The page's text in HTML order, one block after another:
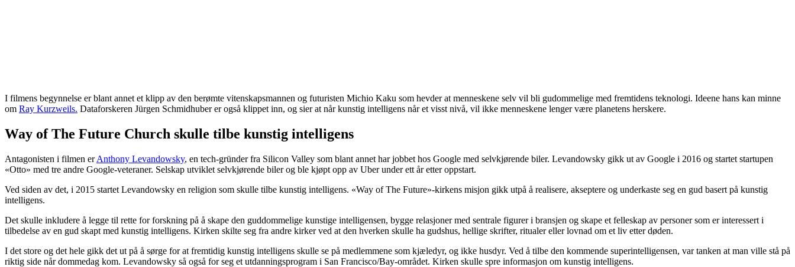
I filmens begynnelse er blant annet et klipp av den berømte vitenskapsmannen og futuristen Michio Kaku som hevder at menneskene selv vil bli gudommelige med fremtidens teknologi. Ideene hans kan minne
om Ray Kurzweils. Dataforskeren Jürgen Schmidhuber er også klippet inn, og sier at når kunstig intelligens når et visst nivå, vil ikke menneskene lenger være planetens herskere.
Way of The Future Church skulle tilbe kunstig intelligens
Antagonisten i filmen erAnthony Levandowsky, en tech-gründer fra Silicon Valley som blant annet har jobbet hos Google med selvkjørende biler. Levandowsky gikk ut av Google i 2016 og startet startupen
«Otto» med tre andre Google-veteraner. Selskap utviklet selvkjørende biler og ble kjøpt opp av Uber under ett år etter oppstart.
Ved siden av det, i 2015 startet Levandowsky en religion som skulle tilbe kunstig intelligens. «Way of The Future»-kirkens misjon gikk utpå å realisere, akseptere og underkaste seg en gud basert på kunstig
intelligens.
Det skulle inkludere å legge til rette for forskning på å skape den guddommelige kunstige intelligensen, bygge relasjoner med sentrale figurer i bransjen og skape et felleskap av personer som er interessert i
tilbedelse av en gud skapt med kunstig intelligens. Kirken skilte seg fra andre kirker ved at den hverken skulle ha gudshus, hellige skrifter, ritualer eller lovnad om et liv etter døden.
I det store og det hele gikk det ut på å sørge for at fremtidig kunstig intelligens skulle se på medlemmene som kjæledyr, og ikke husdyr. Ved å tilbe den kommende superintelligensen, var tanken at man ville stå på
riktig side når dommedag kom. Levandowsky så også for seg et utdanningsprogram i San Francisco/Bay-området. Kirken skulle spre informasjon om kunstig intelligens.